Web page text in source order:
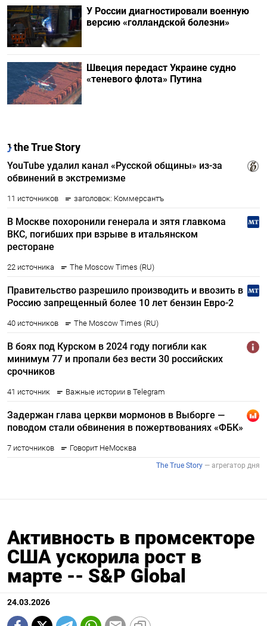
У России диагностировали военную
версию «голландской болезни»
Швеция передаст Украине судно
«теневого флота» Путина
Активность в промсекторе
США ускорила рост в
марте -- S&P Global
24.03.2026